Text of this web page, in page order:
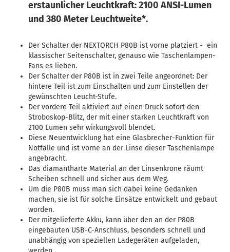
erstaunlicher Leuchtkraft: 2100 ANSI-Lumen
und 380 Meter Leuchtweite*.
Der Schalter der NEXTORCH P80B ist vorne platziert - ein
klassischer Seitenschalter, genauso wie Taschenlampen-
Fans es lieben.
Der Schalter der P80B ist in zwei Teile angeordnet: Der
hintere Teil ist zum Einschalten und zum Einstellen der
gewünschten Leucht-Stufe.
Der vordere Teil aktiviert auf einen Druck sofort den
Stroboskop-Blitz, der mit einer starken Leuchtkraft von
2100 Lumen sehr wirkungsvoll blendet.
Diese Neuentwicklung hat eine Glasbrecher-Funktion für
Notfälle und ist vorne an der Linse dieser Taschenlampe
angebracht.
Das diamantharte Material an der Linsenkrone räumt
Scheiben schnell und sicher aus dem Weg.
Um die P80B muss man sich dabei keine Gedanken
machen, sie ist für solche Einsätze entwickelt und gebaut
worden.
Der mitgelieferte Akku, kann über den an der P80B
eingebauten USB-C-Anschluss, besonders schnell und
unabhängig von speziellen Ladegeräten aufgeladen,